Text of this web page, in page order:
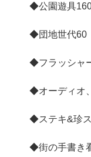
◆公園遊具
◆団地世代60
◆フラッシャ
◆オーディオ
◆ステキ&珍
◆街の手書き